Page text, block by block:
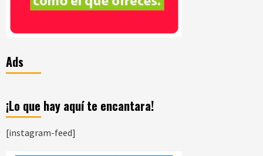
Ads
¡Lo que hay aquí te encantara!
[instagram-feed]